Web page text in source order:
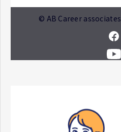
© AB Career